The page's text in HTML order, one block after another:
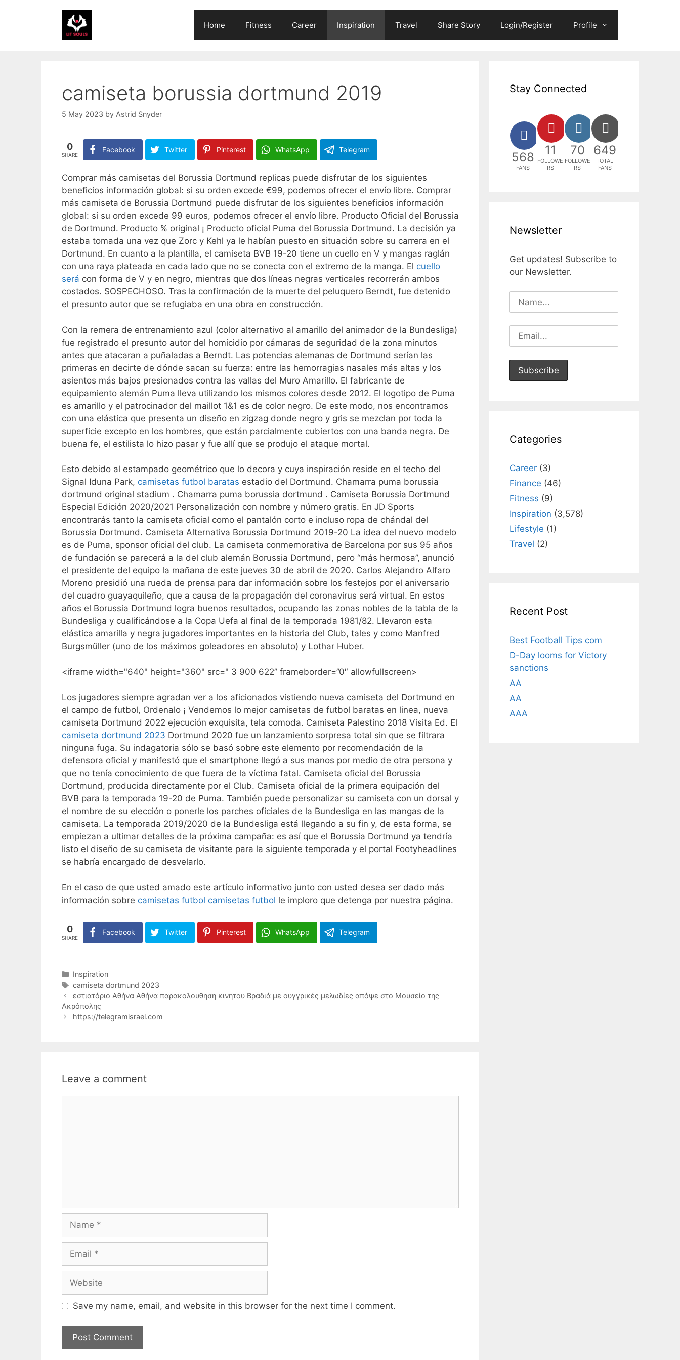
Home Fitness Career Inspiration Travel Share Story Login/Register Profile
camiseta borussia dortmund 2019
5 May 2023 by Astrid Snyder
0
SHARE
Facebook Twitter Pinterest WhatsApp Telegram
Comprar más camisetas del Borussia Dortmund replicas puede disfrutar de los siguientes
beneficios información global: si su orden excede €99, podemos ofrecer el envío libre. Comprar
más camiseta de Borussia Dortmund puede disfrutar de los siguientes beneficios información
global: si su orden excede 99 euros, podemos ofrecer el envío libre. Producto Oficial del Borussia
de Dortmund. Producto % original ¡ Producto oficial Puma del Borussia Dortmund. La decisión ya
estaba tomada una vez que Zorc y Kehl ya le habían puesto en situación sobre su carrera en el
Dortmund. En cuanto a la plantilla, el camiseta BVB 19-20 tiene un cuello en V y mangas raglán
con una raya plateada en cada lado que no se conecta con el extremo de la manga. El cuello
será con forma de V y en negro, mientras que dos líneas negras verticales recorrerán ambos
costados. SOSPECHOSO. Tras la confirmación de la muerte del peluquero Berndt, fue detenido
el presunto autor que se refugiaba en una obra en construcción.
Con la remera de entrenamiento azul (color alternativo al amarillo del animador de la Bundesliga)
fue registrado el presunto autor del homicidio por cámaras de seguridad de la zona minutos
antes que atacaran a puñaladas a Berndt. Las potencias alemanas de Dortmund serían las
primeras en decirte de dónde sacan su fuerza: entre las hemorragias nasales más altas y los
asientos más bajos presionados contra las vallas del Muro Amarillo. El fabricante de
equipamiento alemán Puma lleva utilizando los mismos colores desde 2012. El logotipo de Puma
es amarillo y el patrocinador del maillot 1&1 es de color negro. De este modo, nos encontramos
con una elástica que presenta un diseño en zigzag donde negro y gris se mezclan por toda la
superficie excepto en los hombres, que están parcialmente cubiertos con una banda negra. De
buena fe, el estilista lo hizo pasar y fue allí que se produjo el ataque mortal.
Esto debido al estampado geométrico que lo decora y cuya inspiración reside en el techo del
Signal Iduna Park, camisetas futbol baratas estadio del Dortmund. Chamarra puma borussia
dortmund original stadium . Chamarra puma borussia dortmund . Camiseta Borussia Dortmund
Especial Edición 2020/2021 Personalización con nombre y número gratis. En JD Sports
encontrarás tanto la camiseta oficial como el pantalón corto e incluso ropa de chándal del
Borussia Dortmund. Camiseta Alternativa Borussia Dortmund 2019-20 La idea del nuevo modelo
es de Puma, sponsor oficial del club. La camiseta conmemorativa de Barcelona por sus 95 años
de fundación se parecerá a la del club alemán Borussia Dortmund, pero “más hermosa”, anunció
el presidente del equipo la mañana de este jueves 30 de abril de 2020. Carlos Alejandro Alfaro
Moreno presidió una rueda de prensa para dar información sobre los festejos por el aniversario
del cuadro guayaquileño, que a causa de la propagación del coronavirus será virtual. En estos
años el Borussia Dortmund logra buenos resultados, ocupando las zonas nobles de la tabla de la
Bundesliga y cualificándose a la Copa Uefa al final de la temporada 1981/82. Llevaron esta
elástica amarilla y negra jugadores importantes en la historia del Club, tales y como Manfred
Burgsmüller (uno de los máximos goleadores en absoluto) y Lothar Huber.
<iframe width="640" height="360" src=" 3 900 622” frameborder=”0″ allowfullscreen>
Los jugadores siempre agradan ver a los aficionados vistiendo nueva camiseta del Dortmund en
el campo de futbol, Ordenalo ¡ Vendemos lo mejor camisetas de futbol baratas en linea, nueva
camiseta Dortmund 2022 ejecución exquisita, tela comoda. Camiseta Palestino 2018 Visita Ed. El
camiseta dortmund 2023 Dortmund 2020 fue un lanzamiento sorpresa total sin que se filtrara
ninguna fuga. Su indagatoria sólo se basó sobre este elemento por recomendación de la
defensora oficial y manifestó que el smartphone llegó a sus manos por medio de otra persona y
que no tenía conocimiento de que fuera de la víctima fatal. Camiseta oficial del Borussia
Dortmund, producida directamente por el Club. Camiseta oficial de la primera equipación del
BVB para la temporada 19-20 de Puma. También puede personalizar su camiseta con un dorsal y
el nombre de su elección o ponerle los parches oficiales de la Bundesliga en las mangas de la
camiseta. La temporada 2019/2020 de la Bundesliga está llegando a su fin y, de esta forma, se
empiezan a ultimar detalles de la próxima campaña: es así que el Borussia Dortmund ya tendría
listo el diseño de su camiseta de visitante para la siguiente temporada y el portal Footyheadlines
se habría encargado de desvelarlo.
En el caso de que usted amado este artículo informativo junto con usted desea ser dado más
información sobre camisetas futbol camisetas futbol le imploro que detenga por nuestra página.
0
SHARE
Facebook Twitter Pinterest WhatsApp Telegram
Categories
Inspiration
Tags
camiseta dortmund 2023
εστιατόριο Αθήνα Αθήνα παρακολουθηση κινητου Βραδιά με ουγγρικές μελωδίες απόψε στο Μουσείο της
Ακρόπολης
https://telegramisrael.com
Leave a comment
Name
Email
Website
Save my name, email, and website in this browser for the next time I comment.
Stay Connected
568
FANS
11
FOLLOWE
RS
70
FOLLOWE
RS
649
TOTAL
FANS
Newsletter
Get updates! Subscribe to
our Newsletter.
Categories
Career (3)
Finance (46)
Fitness (9)
Inspiration (3,578)
Lifestyle (1)
Travel (2)
Recent Post
Best Football Tips com
D-Day looms for Victory
sanctions
AA
AA
AAA